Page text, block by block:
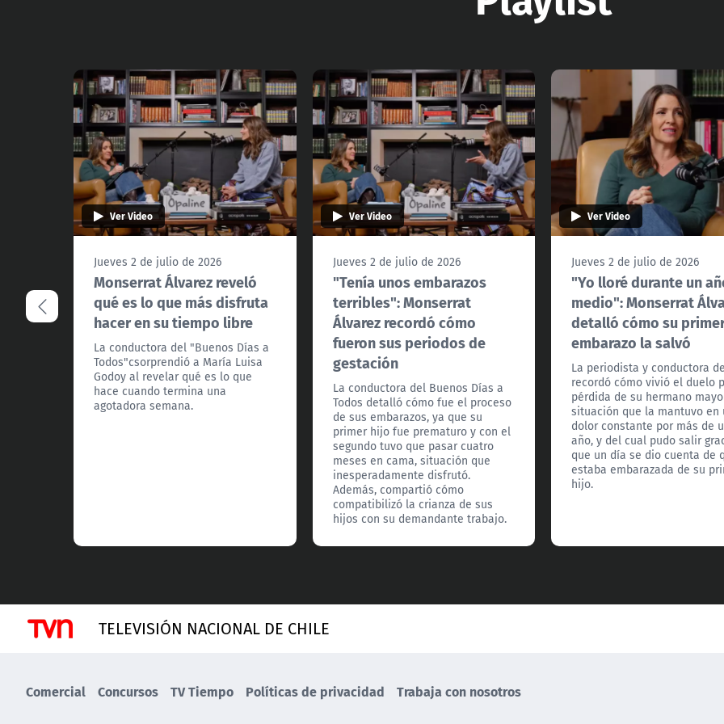
Ver Video
Jueves 2 de julio de 2026
Monserrat Álvarez reveló
qué es lo que más disfruta
hacer en su tiempo libre
La conductora del "Buenos Días a
Todos"csorprendió a María Luisa
Godoy al revelar qué es lo que
hace cuando termina una
agotadora semana.
Ver Video
Jueves 2 de julio de 2026
"Tenía unos embarazos
terribles": Monserrat
Álvarez recordó cómo
fueron sus periodos de
gestación
La conductora del Buenos Días a
Todos detalló cómo fue el proceso
de sus embarazos, ya que su
primer hijo fue prematuro y con el
segundo tuvo que pasar cuatro
meses en cama, situación que
inesperadamente disfrutó.
Además, compartió cómo
compatibilizó la crianza de sus
hijos con su demandante trabajo.
Ver Video
Jueves 2 de julio de 2026
"Yo lloré durante un
medio": Monserrat
detalló cómo su
embarazo la salvó
La periodista y conductora
recordó cómo vivió el duelo
pérdida de su hermano
situación que la mantuvo en
dolor constante por más de
año, y del cual pudo salir
que un día se dio cuenta de
estaba embarazada de su
hijo.
TELEVISIÓN NACIONAL DE CHILE
Comercial Concursos TV Tiempo Políticas de privacidad Trabaja con nosotros